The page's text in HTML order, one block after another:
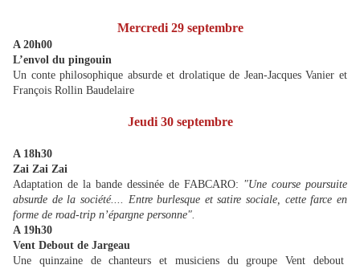
Mercredi 29 septembre
A 20h00
L’envol du pingouin
Un conte philosophique absurde et drolatique de Jean-Jacques Vanier et
François Rollin Baudelaire
Jeudi 30 septembre
A 18h30
Zai Zai Zai
Adaptation de la bande dessinée de FABCARO: "Une course poursuite
absurde de la société.... Entre burlesque et satire sociale, cette farce en
forme de road-trip n’épargne personne".
A 19h30
Vent Debout de Jargeau
Une quinzaine de chanteurs et musiciens du groupe Vent debout